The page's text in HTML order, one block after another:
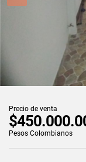
Precio de venta
Pesos Colombianos